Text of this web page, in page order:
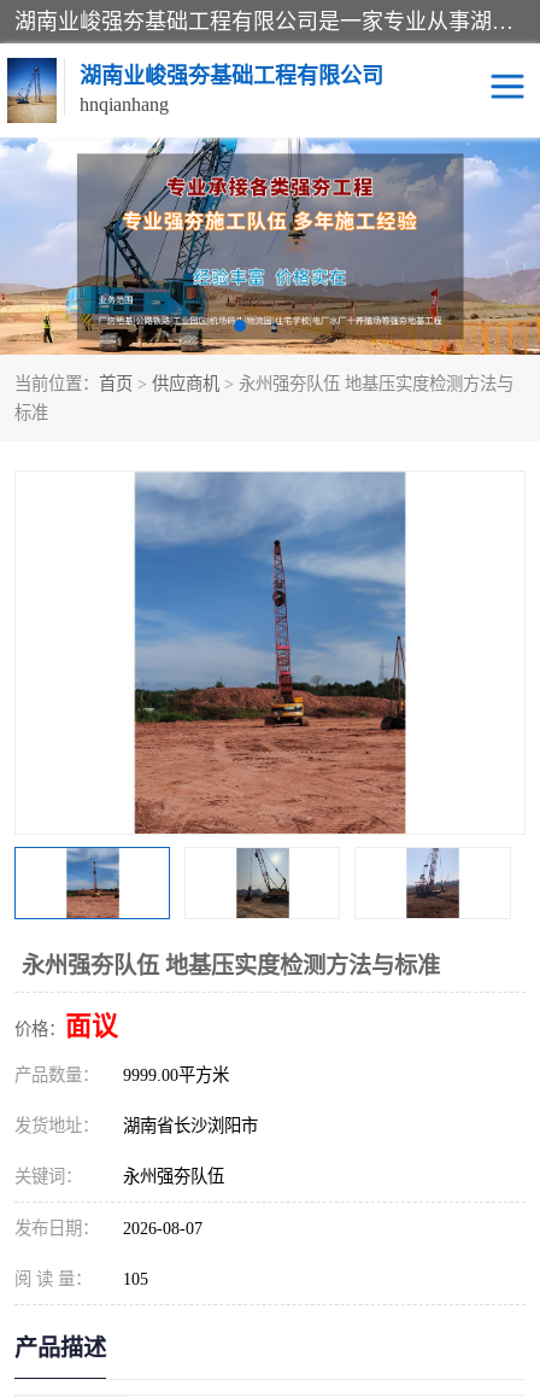
湖南业峻强夯基础工程有限公司是一家专业从事湖南强夯基础工程、强夯机租赁，地基处理的施工单位。业务覆盖：湖南、广东，江西等地。可承接1000KN.m-25000KN.m强夯（置换）工程。公司创始人是国内较早期从事强夯施工的建设者，经过多年的一步一个脚印的发展，在行业内具有较高的度和良好的口碑。
湖南业峻强夯基础工程有限公司
hnqianhang
当前位置： 首页 > 供应商机 > 永州强夯队伍 地基压实度检测方法与
标准
永州强夯队伍 地基压实度检测方法与标准
价格： 面议
产品数量： 9999.00平方米
发货地址： 湖南省长沙浏阳市
关键词： 永州强夯队伍
发布日期： 2026-08-07
阅 读 量： 105
产品描述
强夯施工案例 强夯机租赁
强夯施工工程 强夯施工队伍
强夯队伍